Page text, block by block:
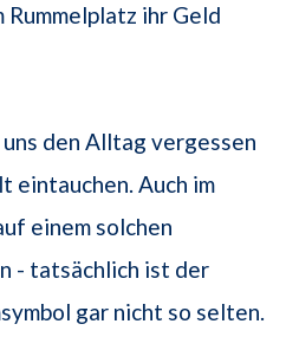
Rummelplatz ihr Geld
den Alltag vergessen
eintauchen. Auch im
einem solchen
- tatsächlich ist der
gar nicht so selten.